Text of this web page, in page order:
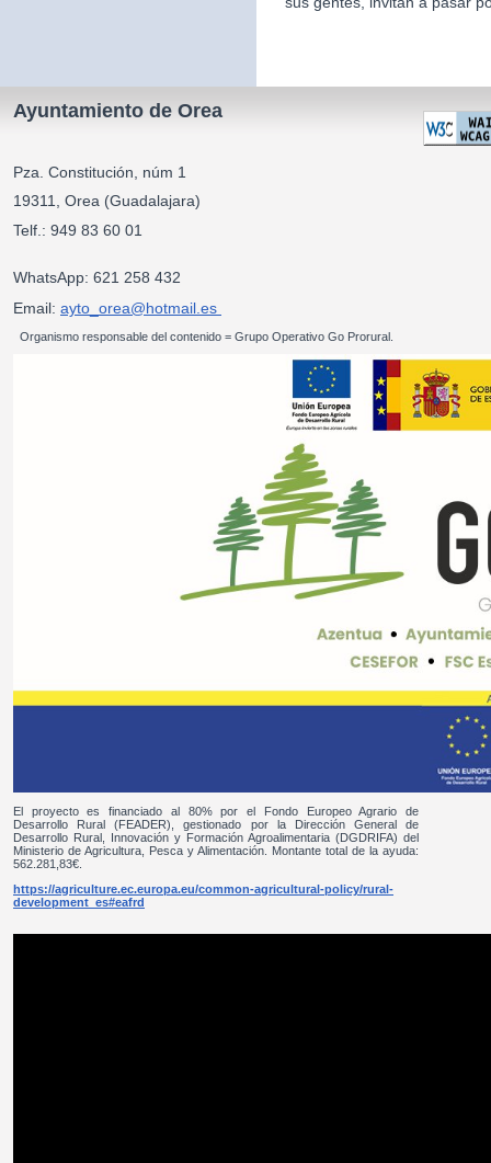
Ayuntamiento de Orea
Pza. Constitución, núm 1
19311, Orea (Guadalajara)
Telf.: 949 83 60 01
WhatsApp: 621 258 432
Email: ayto_orea@hotmail.es
Organismo responsable del contenido = Grupo Operativo Go Prorural.
El proyecto es financiado al 80% por el Fondo Europeo Agrario de
Desarrollo Rural (FEADER), gestionado por la Dirección General de
Desarrollo Rural, Innovación y Formación Agroalimentaria (DGDRIFA) del
Ministerio de Agricultura, Pesca y Alimentación. Montante total de la ayuda:
562.281,83€.
https://agriculture.ec.europa.eu/common-agricultural-policy/rural-
development_es#eafrd